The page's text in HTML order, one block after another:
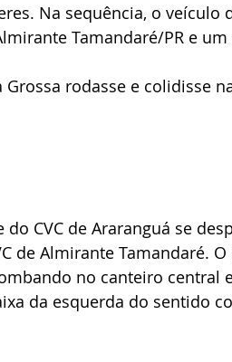
Na sequência, o veículo
Tamandaré/PR e
rodasse e colidisse
CVC de Araranguá se
de Almirante Tamandaré.
no canteiro central
da esquerda do sentido